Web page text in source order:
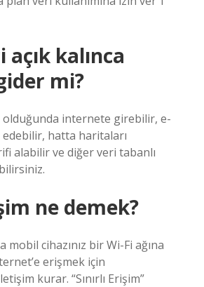
kalınca
mi?
olduğunda internete girebilir, e-
edebilir, hatta haritaları
alabilir ve diğer veri tabanlı
ne demek?
mobil cihazınız bir Wi-Fi ağına
erişmek için
kurar. “Sınırlı Erişim”